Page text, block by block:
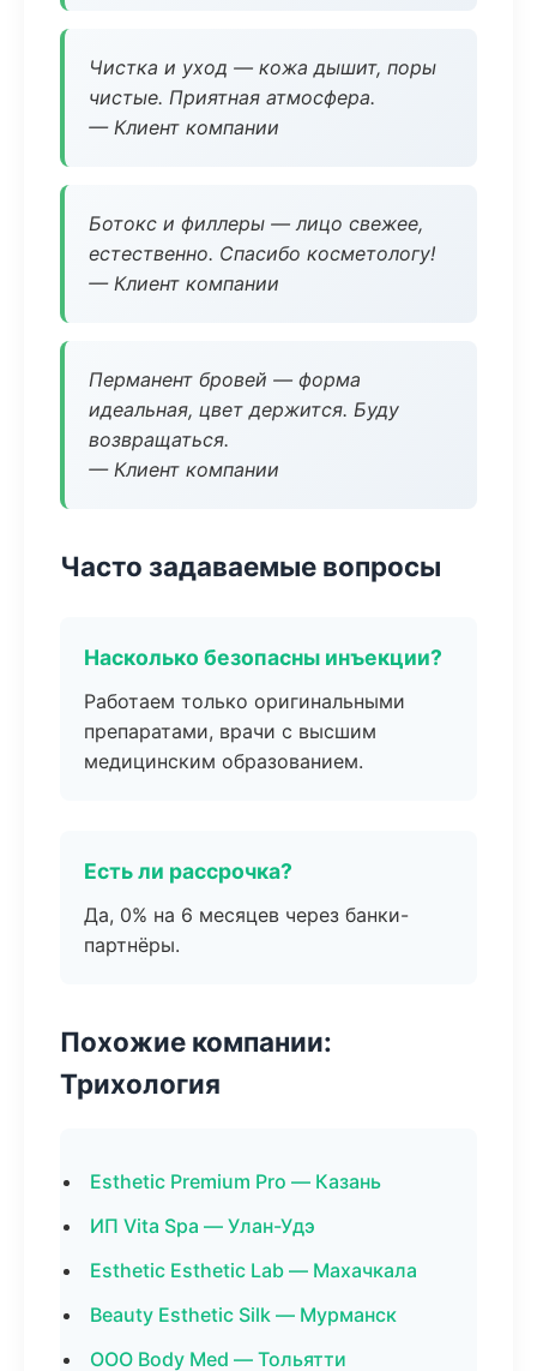
Чистка и уход — кожа дышит, поры
чистые. Приятная атмосфера.
— Клиент компании
Ботокс и филлеры — лицо свежее,
естественно. Спасибо косметологу!
— Клиент компании
Перманент бровей — форма
идеальная, цвет держится. Буду
возвращаться.
— Клиент компании
Часто задаваемые вопросы
Насколько безопасны инъекции?
Работаем только оригинальными
препаратами, врачи с высшим
медицинским образованием.
Есть ли рассрочка?
Да, 0% на 6 месяцев через банки-
партнёры.
Похожие компании:
Трихология
Esthetic Premium Pro — Казань
ИП Vita Spa — Улан-Удэ
Esthetic Esthetic Lab — Махачкала
Beauty Esthetic Silk — Мурманск
ООО Body Med — Тольятти